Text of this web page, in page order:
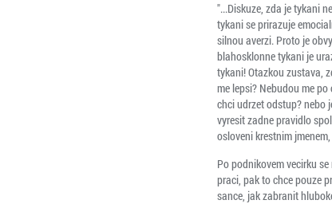
"...Diskuze, zda je tykani
tykani se prirazuje
silnou averzi. Proto je
blahosklonne tykani je
tykani! Otazkou zustava,
me lepsi? Nebudou me
chci udrzet odstup? nebo
vyresit zadne pravidlo
osloveni krestnim
Po podnikovem vecirku
praci, pak to chce pouze
sance, jak zabranit